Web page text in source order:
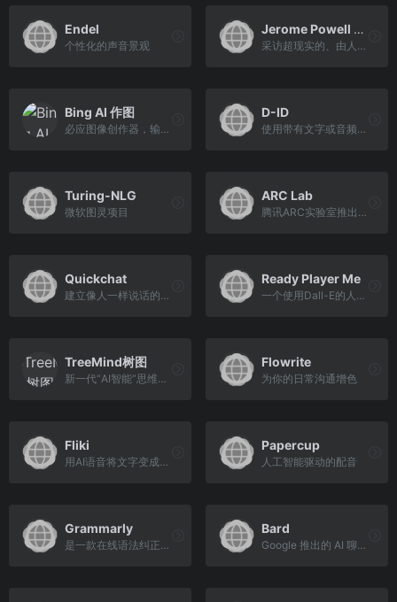
Endel
个性化的声音景观
Jerome Powell Bot
采访超现实的、由人工智能驱动的杰罗姆-鲍威尔的模拟人
Bing AI 作图
必应图像创作器，输入文字生成图片
D-ID
使用带有文字或音频的静止图像，就能创建专业视频
Turing-NLG
微软图灵项目
ARC Lab
腾讯ARC实验室推出的AI人像修复小工具
Quickchat
建立像人一样说话的人工智能助理的技术
Ready Player Me
一个使用Dall-E的人工智能化身创造者
TreeMind树图
新一代“AI智能”思维导图，在线思维导图制作工具软件，免费思维导图模板。
Flowrite
为你的日常沟通增色
Fliki
用AI语音将文字变成视频
Papercup
人工智能驱动的配音
Grammarly
是一款在线语法纠正和校对工具
Bard
Google 推出的 AI 聊天对话机器人 Bard